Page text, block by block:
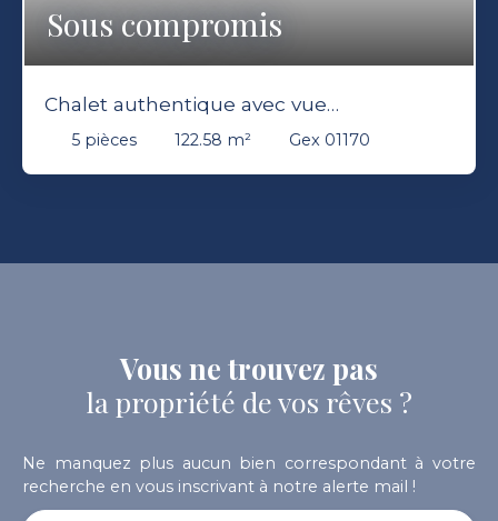
Sous compromis
Chalet authentique avec vue
panoramique, T2 indépendant et grand
5 pièces 122.58 m² Gex 01170
Vous ne trouvez pas
la propriété de vos rêves ?
Ne manquez plus aucun bien correspondant à votre
recherche en vous inscrivant à notre alerte mail !